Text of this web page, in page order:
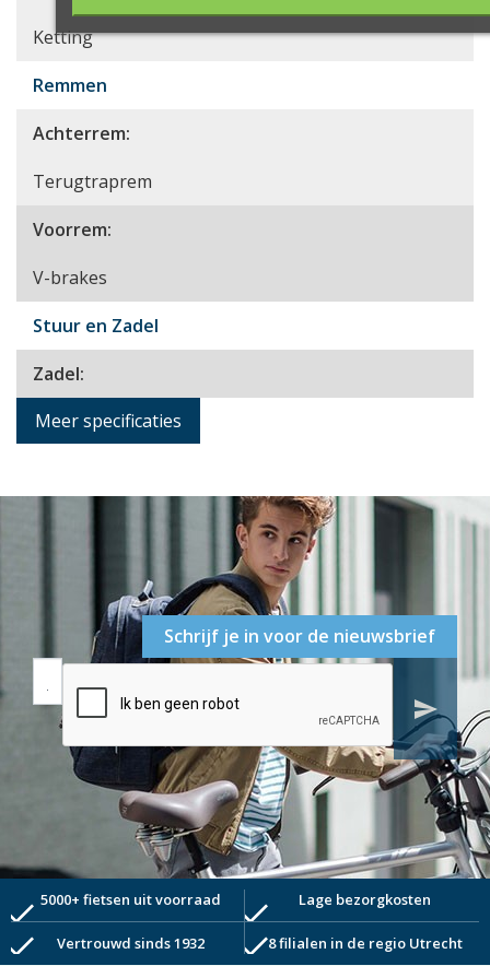
Ketting
Remmen
Achterrem:
Terugtraprem
Voorrem:
V-brakes
Stuur en Zadel
Zadel:
Meer specificaties
Schrijf je in voor de nieuwsbrief
send
check5000+ fietsen uit voorraad check Lage bezorgkosten
check Vertrouwd sinds 1932 check8 filialen in de regio Utrecht